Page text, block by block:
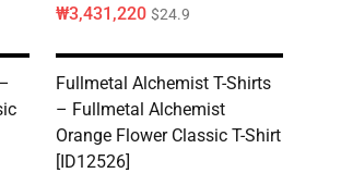
₩3,431,220 $24.9
Fullmetal Alchemist T-Shirts
– Fullmetal Alchemist
Orange Flower Classic T-Shirt
[ID12526]